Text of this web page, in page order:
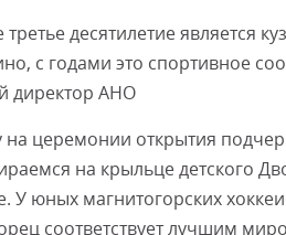
десятилетие является
с годами это спортивное
директор АНО
церемонии открытия
на крыльце детского
юных магнитогорских
соответствует лучшим